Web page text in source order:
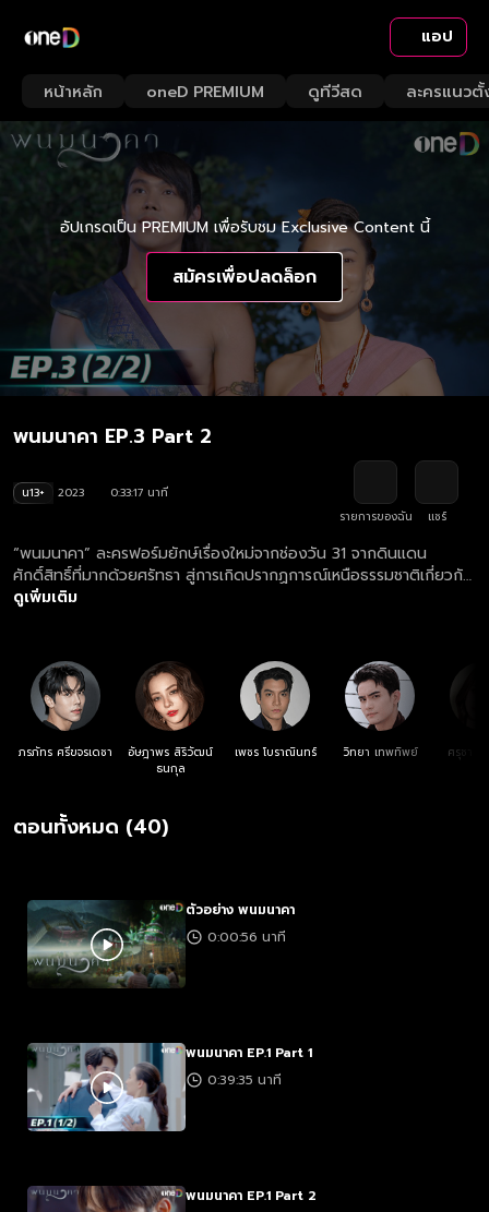
แอป
หน้าหลัก oneD PREMIUM ดูทีวีสด ละครแนวตั้
อัปเกรดเป็น PREMIUM เพื่อรับชม Exclusive Content นี้
สมัครเพื่อปลดล็อก
พนมนาคา EP.3 Part 2
น13+ 2023
0:33:17 นาที
รายการของฉัน
แชร์
“พนมนาคา” ละครฟอร์มยักษ์เรื่องใหม่จากช่องวัน 31 จากดินแดน
ศักดิ์สิทธิ์ที่มากด้วยศรัทธา สู่การเกิดปรากฏการณ์เหนือธรรมชาติเกี่ยวกับ
“พญานาค” ที่รอให้ผู้ชมได้มาพิสูจน์กับคำกล่าวที่ว่า “สิ่งที่ไม่เห็น ไม่ใช่
ดูเพิ่มเติม
ภรภัทร ศรีขจรเดชา
อัษฎาพร สิริวัฒน์
ธนกุล
เพชร โบราณินทร์ วิทยา เทพทิพย์ ศรุชา เ
ตอนทั้งหมด (40)
ตัวอย่าง พนมนาคา
0:00:56 นาที
พนมนาคา EP.1 Part 1
0:39:35 นาที
พนมนาคา EP.1 Part 2